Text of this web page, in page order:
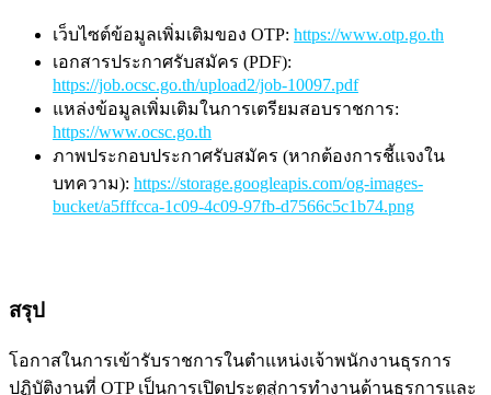
เว็บไซต์ข้อมูลเพิ่มเติมของ OTP: https://www.otp.go.th
เอกสารประกาศรับสมัคร (PDF):
https://job.ocsc.go.th/upload2/job-10097.pdf
แหล่งข้อมูลเพิ่มเติมในการเตรียมสอบราชการ:
https://www.ocsc.go.th
ภาพประกอบประกาศรับสมัคร (หากต้องการชี้แจงใน
บทความ): https://storage.googleapis.com/og-images-
bucket/a5fffcca-1c09-4c09-97fb-d7566c5c1b74.png
สรุป
โอกาสในการเข้ารับราชการในตำแหน่งเจ้าพนักงานธุรการ
ปฏิบัติงานที่ OTP เป็นการเปิดประตูสู่การทำงานด้านธุรการและ